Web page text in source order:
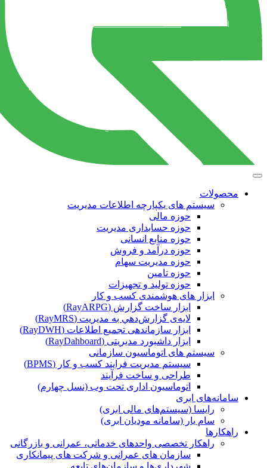
محصولات
سیستم های یکپارچه اطلاعات مدیریت
حوزه مالی
حوزه حسابداری مدیریت
حوزه منابع انسانی
حوزه درآمد و فروش
حوزه مدیریت سهام
حوزه تامین
حوزه تولید و تجهیزات
ابزار های هوشمندی کسب و کار
ابزار ساخت گزارش (RayARPG)
لایه‌ی گزارش‌دهي به مديريت (RayMRS)
ابزار سازماندهی تجمیع اطلاعات (RayDWH)
ابزار داشبورد مدیریتی (RayDahboard)
سیستم های اتوماسیون سازمانی
سیستم مدیریت فرایند کسب و کار (BPMS)
طراحی و ساخت فرآیند
اتوماسیون اداری تحت وب (نسل چهارم)
سامانه‌های ابری
رایسا (سیستم‌های مالی ابری)
سام یار (سامانه مودیان ابری)
راهکارها
راهکار تخصصی واحدهای خدماتی، عمرانی و بازرگانی
سازمان های عمرانی و شرکت های پیمانکاری
شهرداری‌ها و سازمان‌های تابعه